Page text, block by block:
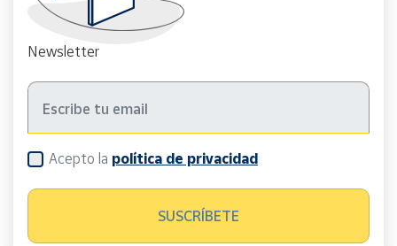
Newsletter
Acepto la política de privacidad